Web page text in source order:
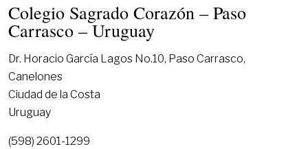
Colegio Sagrado Corazón – Paso
Carrasco – Uruguay
Dr. Horacio García Lagos No.10, Paso Carrasco,
Canelones
Ciudad de la Costa
Uruguay
(598) 2601-1299